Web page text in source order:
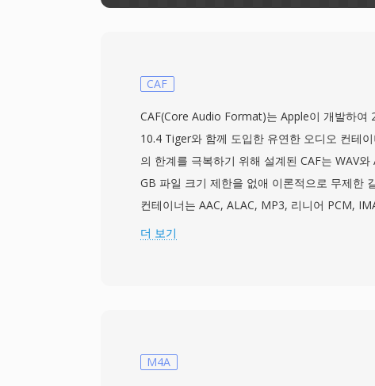
CAF
CAF(Core Audio Format)는 Apple이 개발하여
10.4 Tiger와 함께 도입한 유연한 오디오 컨테
의 한계를 극복하기 위해 설계된 CAF는 WAV
GB 파일 크기 제한을 없애 이론적으로 무제한
컨테이너는 AAC, ALAC, MP3, 리니어 PCM,
모든 코덱을 통합 래퍼 안에 수용합니다. 청크
리 가능합니다. Apple의 Core Audio 프레임워크
더 보기
M4A